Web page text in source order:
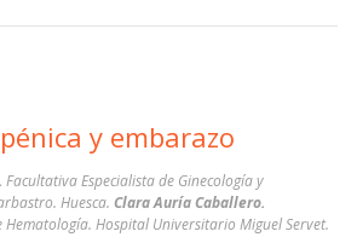
y embarazo
Facultativa Especialista de Ginecología y
Huesca. Clara Auría Caballero.
Hematología. Hospital Universitario Miguel Servet.